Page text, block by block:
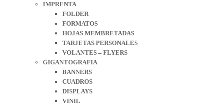
IMPRENTA
FOLDER
FORMATOS
HOJAS MEMBRETADAS
TARJETAS PERSONALES
VOLANTES – FLYERS
GIGANTOGRAFIA
BANNERS
CUADROS
DISPLAYS
VINIL